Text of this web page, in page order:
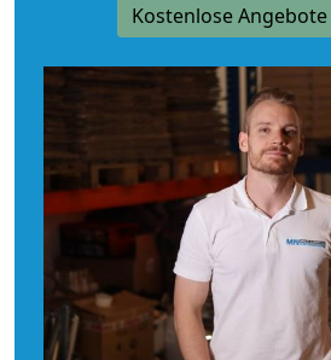
Kostenlose